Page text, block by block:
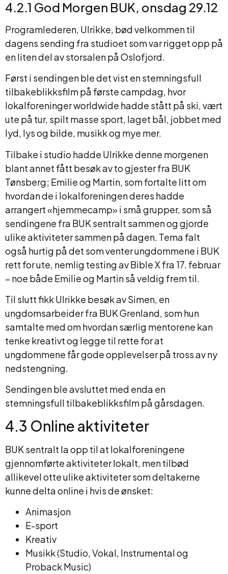
4.2.1 God Morgen BUK, onsdag 29.12
Programlederen, Ulrikke, bød velkommen til
dagens sending fra studioet som var rigget opp på
en liten del av storsalen på Oslofjord.
Først i sendingen ble det vist en stemningsfull
tilbakeblikksfilm på første campdag, hvor
lokalforeninger worldwide hadde stått på ski, vært
ute på tur, spilt masse sport, laget bål, jobbet med
lyd, lys og bilde, musikk og mye mer.
Tilbake i studio hadde Ulrikke denne morgenen
blant annet fått besøk av to gjester fra BUK
Tønsberg; Emilie og Martin, som fortalte litt om
hvordan de i lokalforeningen deres hadde
arrangert «hjemmecamp» i små grupper, som så
sendingene fra BUK sentralt sammen og gjorde
ulike aktiviteter sammen på dagen. Tema falt
også hurtig på det som venter ungdommene i BUK
rett for ute, nemlig testing av Bible X fra 17. februar
– noe både Emilie og Martin så veldig frem til.
Til slutt fikk Ulrikke besøk av Simen, en
ungdomsarbeider fra BUK Grenland, som hun
samtalte med om hvordan særlig mentorene kan
tenke kreativt og legge til rette for at
ungdommene får gode opplevelser på tross av ny
nedstengning.
Sendingen ble avsluttet med enda en
stemningsfull tilbakeblikksfilm på gårsdagen.
4.3 Online aktiviteter
BUK sentralt la opp til at lokalforeningene
gjennomførte aktiviteter lokalt, men tilbød
allikevel otte ulike aktiviteter som deltakerne
kunne delta online i hvis de ønsket:
Animasjon
E-sport
Kreativ
Musikk (Studio, Vokal, Instrumental og
Proback Music)